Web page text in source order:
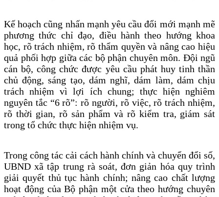
Kế hoạch cũng nhấn mạnh yêu cầu đổi mới mạnh mẽ
phương thức chỉ đạo, điều hành theo hướng khoa
học, rõ trách nhiệm, rõ thẩm quyền và nâng cao hiệu
quả phối hợp giữa các bộ phận chuyên môn. Đội ngũ
cán bộ, công chức được yêu cầu phát huy tinh thần
chủ động, sáng tạo, dám nghĩ, dám làm, dám chịu
trách nhiệm vì lợi ích chung; thực hiện nghiêm
nguyên tắc “6 rõ”: rõ người, rõ việc, rõ trách nhiệm,
rõ thời gian, rõ sản phẩm và rõ kiểm tra, giám sát
trong tổ chức thực hiện nhiệm vụ.
Trong công tác cải cách hành chính và chuyển đổi số,
UBND xã tập trung rà soát, đơn giản hóa quy trình
giải quyết thủ tục hành chính; nâng cao chất lượng
hoạt động của Bộ phận một cửa theo hướng chuyên